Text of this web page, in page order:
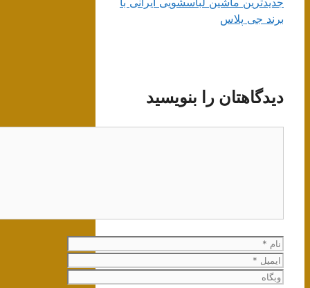
برند جی پلاس
دیدگاهتان را بنویسید
نام
ایمیل
وبگاه